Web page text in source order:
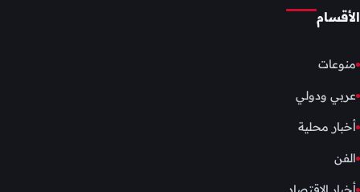
الأقسام
منوعات
عربي ودولي
أخبار محلية
الفن